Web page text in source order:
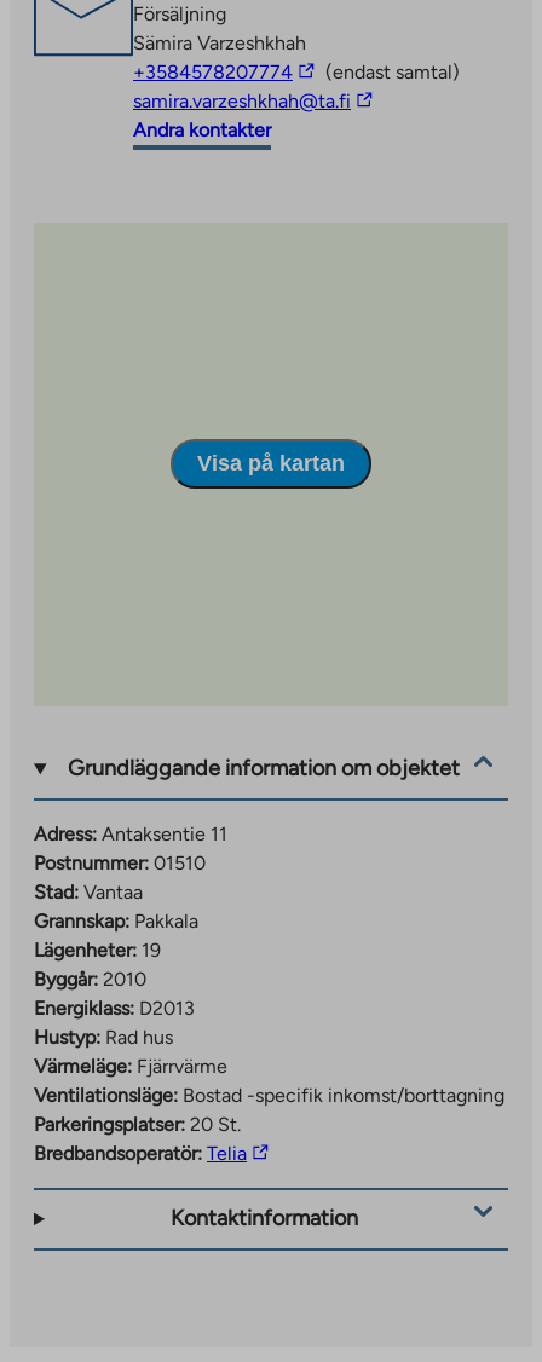
Försäljning
Sämira Varzeshkhah
+3584578207774The
link
(endast samtal)
samira.varzeshkhah@ta.fi The
Andra kontakter
Visa på kartan
Grundläggande information om objektet
Adress: Antaksentie 11
Postnummer: 01510
Stad: Vantaa
Grannskap: Pakkala
Lägenheter: 19
Byggår: 2010
Energiklass: D2013
Hustyp: Rad hus
Värmeläge: Fjärrvärme
Ventilationsläge: Bostad -specifik inkomst/borttagning
Parkeringsplatser: 20 St.
Bredbandsoperatör: TeliaThe
takes
Kontaktinformation